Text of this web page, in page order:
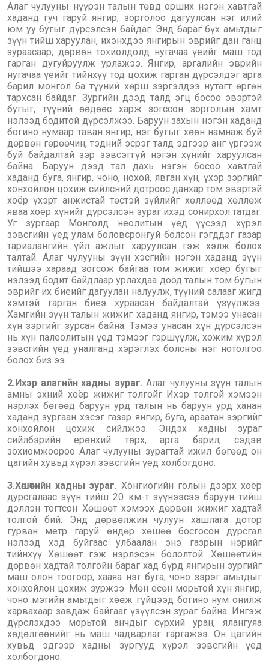
Алаг чулууны нүүрэн талын төвд орших нэгэн хавтгай
хаданд гуч гаруй янгир, зорголоо дагуулсан нэг илий
юм уу бугыг дүрсэлсэн байдаг. Энд бараг бүх амьтдыг
зүүн тийш харуулан, ихэнхдээ янгирын эврийг дан ганц
зураасаар, дөрвөн тохиолдолд нугачаа үеийг маш тод
гарган дугуйруулж урлажээ. Янгир, аргалийн эврийн
нугачаа үеийг тийнхүү тод цохиж гарган дүрсэлдэг арга
барил монгол ба түүний хөрш зэргэлдээ нутагт өргөн
тархсан байдаг. Зургийн дээд талд эгц босоо эвэртэй
бугыг, түүний өөдөөс харж зогссон зорголын хамт
нэлээд бодитой дүрсэлжээ. Баруун захын нэгэн хаданд
богино нумаар таван янгир, нэг бугыг хөөн намнаж буй
дөрвөн гөрөөчин, тэдний эсрэг талд эдгээр анг үргээж
буй байдалтай зэр зэвсэггүй нэгэн хүнийг харуулсан
байна. Баруун дээд тал дахь нэгэн босоо хавтгай
хаданд буга, янгир, чоно, нохой, явган хүн, үхэр зэргийг
хонхойлон цохиж сийлсний дотроос данхар том эвэртэй
хоёр үхэрт анжистай төстэй зүйлийг хөллөөд хөллөж
яваа хоёр хүнийг дүрсэлсэн зураг ихэд сонирхол татдаг.
Уг зургаар Монголд неолитын үед үүсээд хүрэл
зэвсгийн үед улам боловсронгуй болсон гэгддэг газар
тариалангийн үйл ажлыг харуулсан гэж хэлж болох
талтай. Алаг чулууны зүүн хэсгийн нэгэн хаданд зүүн
тийшээ хараад зогсож байгаа том жижиг хоёр бугыг
нэлээд бодит байдлаар урлахдаа доод талын том бугын
эврийг их биеийг дагуулан налуулж, түүний салааг жигд
хэмтэй гарган биеэ хураасан байдалтай үзүүлжээ.
Хамгийн зүүн талын жижиг хаданд янгир, тэмээ унасан
хүн зэргийг зурсан байна. Тэмээ унасан хүн дүрсэлсэн
нь хүн палеолитын үед тэмээг гэршүүлж, хожим хүрэл
зэвсгийн үед уналганд хэрэглэх болсны нэг нотолгоо
болох биз ээ.
2.Ихэр алагийн хадны зураг.Алаг чулууны зүүн талын
амны эхний хоёр жижиг толгойг Ихэр толгой хэмээн
нэрлэх бөгөөд баруун урд талын нь баруун урд ханан
хаданд зургаан хэсэг газар янгир, буга, араатан зэргийг
хонхойлон цохиж сийлжээ. Эндэх хадны зураг
сийлбэрийн ерөнхий төрх, арга барил, сэдэв
зохиомжоороо Алаг чулууны зурагтай ижил бөгөөд он
цагийн хувьд хүрэл зэвсгийн үед холбогдоно.
3.Хөшөөтийн хадны зураг. Хонгиогийн голын дээрх хоёр
дурсгалаас зүүн тийш 20 км-т зүүнээсээ баруун тийш
дэллэн тогтсон Хөшөөт хэмээх дөрвөн жижиг хадтай
толгой бий. Энд дөрвөлжин чулуун хашлага дотор
гурван метр гаруй өндөр хөшөө босгосон дурсгал
нэлээд хэд буйгаас улбаалан энэ газрын нэрийг
тийнхүү Хөшөөт гэж нэрлэсэн бололтой. Хөшөөтийн
дөрвөн хадтай толгойн бараг хад бүрд янгирын зургийг
маш олон тоогоор, хааяа нэг буга, чоно зэрэг амьтдыг
хонхойлон цохиж зуржээ. Мөн есөн морьтой хүн янгир,
чоно мэтийн амьтдыг хөөж гүйцээд богино нум онилж
харвахаар завдаж байгааг үзүүлсэн зураг байна. Ингэж
дүрслэхдээ морьтой анчдыг сүрхий уран, ялангуяа
хөдөлгөөнийг нь маш чадварлаг гаргажээ. Он цагийн
хувьд эдгээр хадны зургууд хүрэл зэвсгийн үед
холбогдоно.